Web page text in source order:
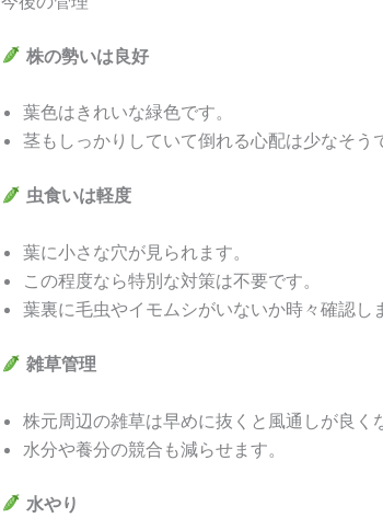
株の勢いは良好
葉色はきれいな緑色です。
茎もしっかりしていて倒れる心配は少なそう
虫食いは軽度
葉に小さな穴が見られます。
この程度なら特別な対策は不要です。
葉裏に毛虫やイモムシがいないか時々確認し
雑草管理
株元周辺の雑草は早めに抜くと風通しが良く
水分や養分の競合も減らせます。
水やり